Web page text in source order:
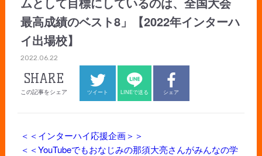
最高成績のベスト8」【2022年インターハ
イ出場校】
2022.06.22
SHARE
この記事をシェア ツイート LINEで送る シェア
＜＜インターハイ応援企画＞＞
＜＜YouTubeでもおなじみの那須大亮さんがみんなの学